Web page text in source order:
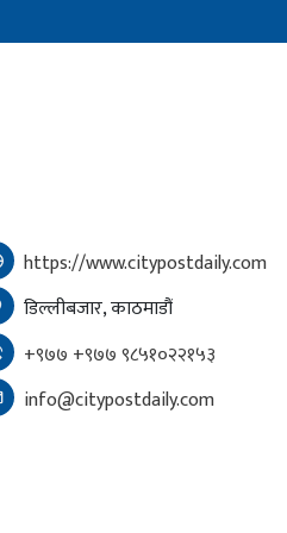
https://www.citypostdaily.com
डिल्लीबजार, काठमाडौं
+९७७ +९७७ ९८५१०२२१५३
info@citypostdaily.com